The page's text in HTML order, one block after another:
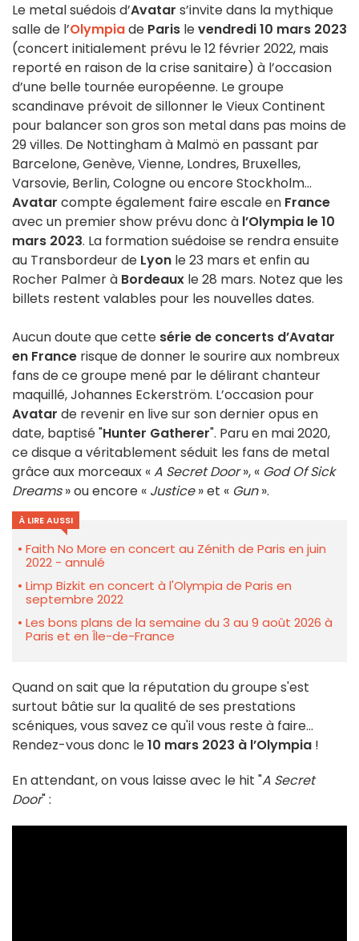
Le metal suédois d’Avatar s’invite dans la mythique
salle de l’Olympiade Paris levendredi 10 mars 2023
(concert initialement prévu le 12 février 2022, mais
reporté en raison de la crise sanitaire) à l’occasion
d’une belle tournée européenne. Le groupe
scandinave prévoit de sillonner le Vieux Continent
pour balancer son gros son metal dans pas moins de
29 villes. De Nottingham à Malmö en passant par
Barcelone, Genève, Vienne, Londres, Bruxelles,
Varsovie, Berlin, Cologne ou encore Stockholm...
Avatar compte également faire escale en France
avec un premier show prévu donc à l’Olympia le 10
mars 2023. La formation suédoise se rendra ensuite
au Transbordeur de Lyon le 23 mars et enfin au
Rocher Palmer à Bordeaux le 28 mars. Notez que les
billets restent valables pour les nouvelles dates.
Aucun doute que cette série de concerts d’Avatar
en France risque de donner le sourire aux nombreux
fans de ce groupe mené par le délirant chanteur
maquillé, Johannes Eckerström. L’occasion pour
Avatar de revenir en live sur son dernier opus en
date, baptisé "Hunter Gatherer". Paru en mai 2020,
ce disque a véritablement séduit les fans de metal
grâce aux morceaux «A Secret Door», « God Of Sick
Dreams» ou encore « Justice» et « Gun».
À LIRE AUSSI
Faith No More en concert au Zénith de Paris en juin
2022 - annulé
Limp Bizkit en concert à l'Olympia de Paris en
septembre 2022
Les bons plans de la semaine du 3 au 9 août 2026 à
Paris et en Île-de-France
Quand on sait que la réputation du groupe s'est
surtout bâtie sur la qualité de ses prestations
scéniques, vous savez ce qu'il vous reste à faire...
Rendez-vous donc le10 mars 2023 à l’Olympia !
En attendant, on vous laisse avec le hit "A Secret
Door" :